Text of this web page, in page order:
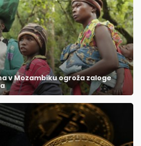
v Mozambiku ogroža zaloge